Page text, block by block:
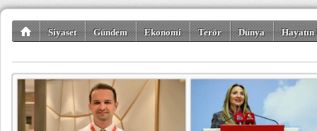
Siyaset Gündem Ekonomi Terör Dünya